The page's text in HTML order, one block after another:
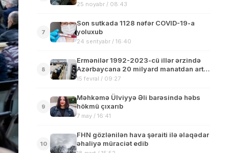
25 noyabr / 08:43
7
Son sutkada 1128 nəfər COVID-19-a
yoluxub
24 sentyabr / 16:40
8
Ermənilər 1992-2023-cü illər ərzində
Azərbaycana 20 milyard manatdan artıq
maddi ziyan vurub
15 fevral / 09:27
9
Məhkəmə Ülviyyə Əli barəsində həbs
hökmü çıxarıb
7 may / 16:41
10
FHN gözlənilən hava şəraiti ilə əlaqədar
əhaliyə müraciət edib